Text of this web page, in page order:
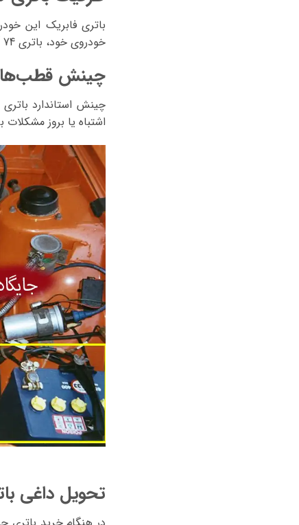
خودروی خود، باتری 74 آمپری را جایگزین باتری اصلی گالانت سیگما کنید.
چینش قطب‌های
چینش استاندارد
اشتباه یا بروز
تحویل داغی